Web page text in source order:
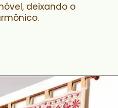
deixando o